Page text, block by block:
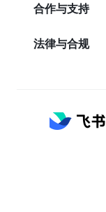
合作与支持
法律与合规